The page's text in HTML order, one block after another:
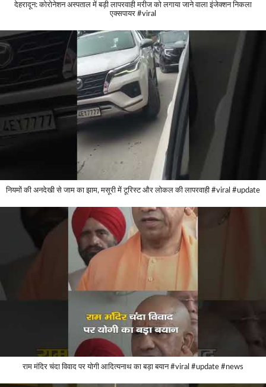
देहरादून: कोरोनेशन अस्पताल में बड़ी लापरवाही मरीज को लगाया जाने वाला इंजेक्शन निकला
एक्सपायर #viral
नियमों की अनदेखी से जाम का झाम, मसूरी में टूरिस्ट और लोकल की लापरवाही #viral #update
राम मंदिर चंदा विवाद पर योगी आदित्यनाथ का बड़ा बयान #viral #update #news